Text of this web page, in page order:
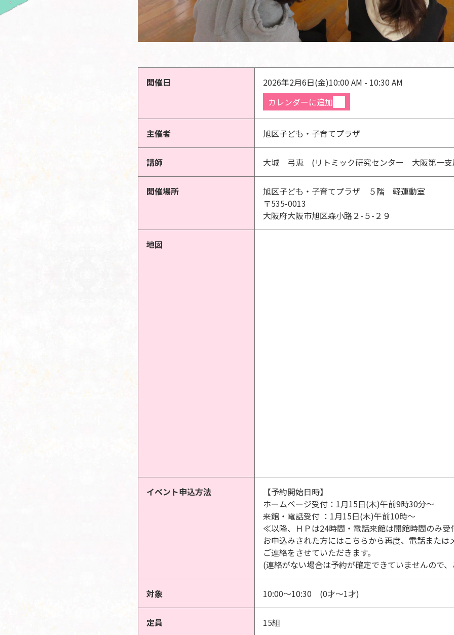
開催日 2026年2月6日(金)10:00 AM - 10:30 AM
カレンダーに追加
主催者 旭区子ども・子育てプラザ
講師 大城 弓恵 (リトミック研究センター 大阪第一支
開催場所
旭区子ども・子育てプラザ ５階 軽運動室
〒535-0013
大阪府大阪市旭区森小路２-５-２９
地図
イベント申込方法
【予約開始日時】
ホームページ受付：1月15日(木)午前9時30分～
来館・電話受付 ：1月15日(木)午前10時～
≪以降、ＨＰは24時間・電話来館は開館時間のみ
お申込みされた方にはこちらから再度、電話または
ご連絡をさせていただきます。
(連絡がない場合は予約が確定できていませんので
対象 10:00～10:30 (0才～1才)
定員 15組